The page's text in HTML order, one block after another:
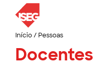
Início/ Pessoas
Docentes